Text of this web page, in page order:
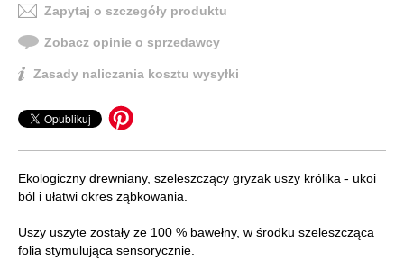
Zapytaj o szczegóły produktu
Zobacz opinie o sprzedawcy
Zasady naliczania kosztu wysyłki
Ekologiczny drewniany, szeleszczący gryzak uszy królika - ukoi
ból i ułatwi okres ząbkowania.
Uszy uszyte zostały ze 100 % bawełny, w środku szeleszcząca
folia stymulująca sensorycznie.